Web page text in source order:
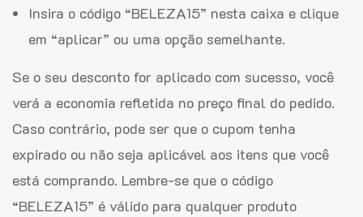
Insira o código “BELEZA15” nesta caixa e clique
em “aplicar” ou uma opção semelhante.
Se o seu desconto for aplicado com sucesso, você
verá a economia refletida no preço final do pedido.
Caso contrário, pode ser que o cupom tenha
expirado ou não seja aplicável aos itens que você
está comprando. Lembre-se que o código
“BELEZA15” é válido para qualquer produto